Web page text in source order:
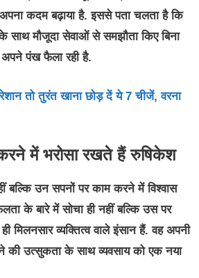
कदम बढ़ाया है. इससे पता चलता है कि
मौजूदा सेवाओं से समझौता किए बिना
अपने पंख फैला रही है.
तो तुरंत खाना छोड़ दें ये 7 चीजें, वरना
में भरोसा रखते हैं रुषिकेश
उन सपनों पर काम करने में विश्वास
के बारे में सोचा ही नहीं बल्कि उस पर
मिलनसार व्यक्तित्व वाले इंसान हैं. वह अपनी
की उत्सुकता के साथ व्यवसाय को एक नया